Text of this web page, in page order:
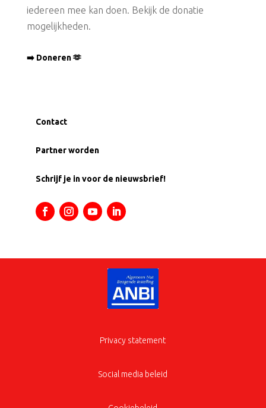
iedereen mee kan doen. Bekijk de donatie
mogelijkheden.
➡️ Doneren 🫶
Contact
Partner worden
Schrijf je in voor de nieuwsbrief!
Privacy statement
Social media beleid